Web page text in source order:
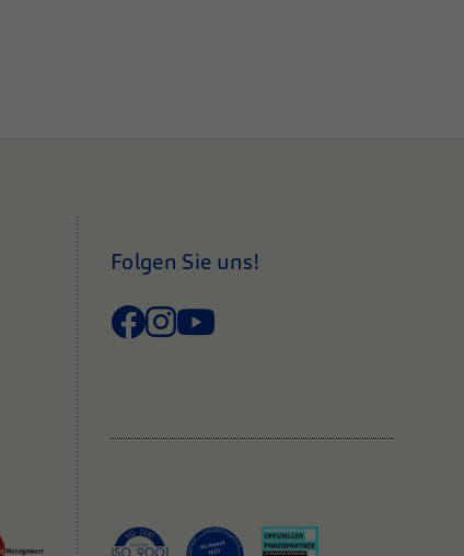
Folgen Sie uns!